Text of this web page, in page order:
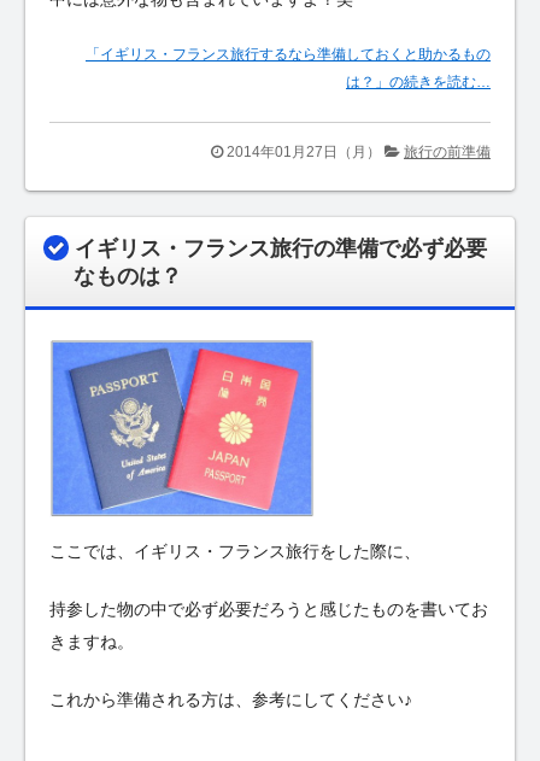
「イギリス・フランス旅行するなら準備しておくと助かるもの
は？」の続きを読む…
2014年01月27日（月） 旅行の前準備
イギリス・フランス旅行の準備で必ず必要
なものは？
ここでは、イギリス・フランス旅行をした際に、
持参した物の中で必ず必要だろうと感じたものを書いてお
きますね。
これから準備される方は、参考にしてください♪